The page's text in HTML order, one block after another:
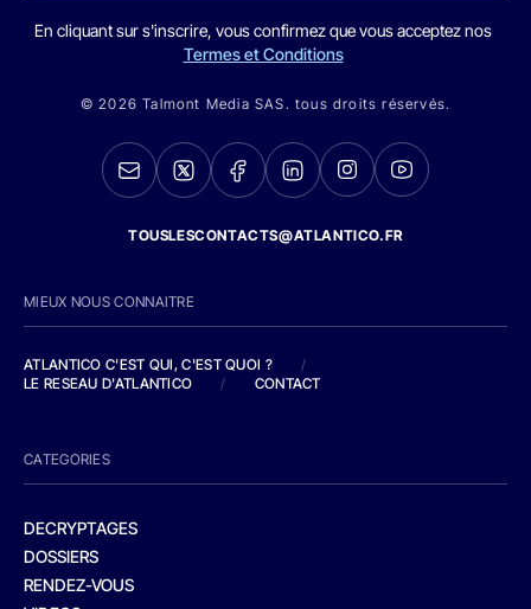
En cliquant sur s'inscrire, vous confirmez que vous acceptez nos
Termes et Conditions
© 2026 Talmont Media SAS. tous droits réservés.
TOUSLESCONTACTS@ATLANTICO.FR
MIEUX NOUS CONNAITRE
ATLANTICO C'EST QUI, C'EST QUOI ?
/
LE RESEAU D'ATLANTICO
/ CONTACT
CATEGORIES
DECRYPTAGES
DOSSIERS
RENDEZ-VOUS